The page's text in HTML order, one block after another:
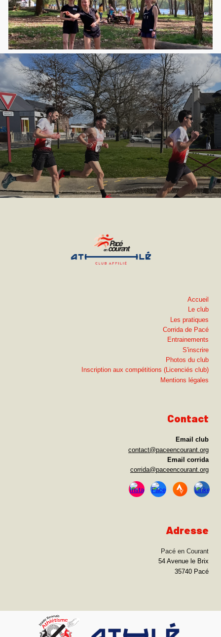
Accueil
Le club
Les pratiques
Corrida de Pacé
Entrainements
S'inscrire
Photos du club
Inscription aux compétitions (Licenciés club)
Mentions légales
Contact
Email club
contact@paceencourant.org
Email corrida
corrida@paceencourant.org
Adresse
Pacé en Courant
54 Avenue le Brix
35740 Pacé